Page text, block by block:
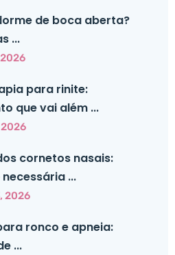
de boca aberta?
...
para rinite:
que vai além ...
cornetos nasais:
...
2026
ronco e apneia:
...